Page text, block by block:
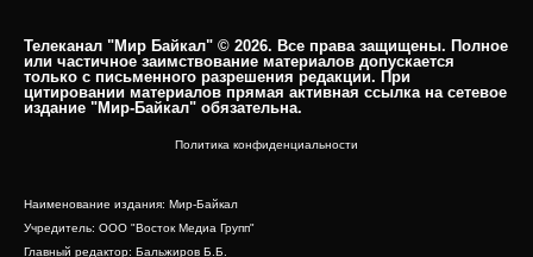
Телеканал "Мир Байкал" © 2026. Все права защищены. Полное
или частичное заимствование материалов допускается
только с письменного разрешения редакции. При
цитировании материалов прямая активная ссылка на сетевое
издание "Мир-Байкал" обязательна.​
Политика конфиденциальности
Наименование издания: Мир-Байкал
Учредитель: ООО "Восток Медиа Групп"
Главный редактор: Бальжиров Б.Б.